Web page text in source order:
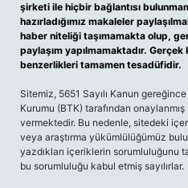
şirketi ile hiçbir bağlantısı
hazırladığımız makaleler
haber niteliği taşımamakta olup,
paylaşım yapılmamaktadır.
benzerlikleri tamamen tesadüfidir.
Sitemiz, 5651 Sayılı Kanun
Kurumu (BTK) tarafından
vermektedir. Bu nedenle, sitedeki
veya araştırma yükümlülüğümüz
yazdıkları içeriklerin sorumluluğunu
bu sorumluluğu kabul etmiş sayılırlar.